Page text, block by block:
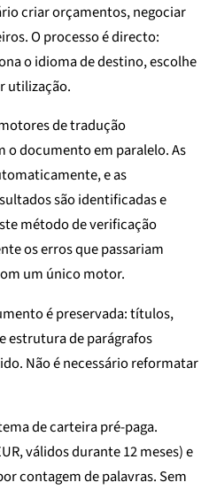
criar orçamentos, negociar
O processo é directo:
o idioma de destino, escolhe
utilização.
de tradução
o documento em paralelo. As
e as
são identificadas e
método de verificação
os erros que passariam
um único motor.
é preservada: títulos,
estrutura de parágrafos
Não é necessário reformatar
de carteira pré-paga.
válidos durante 12 meses) e
contagem de palavras. Sem